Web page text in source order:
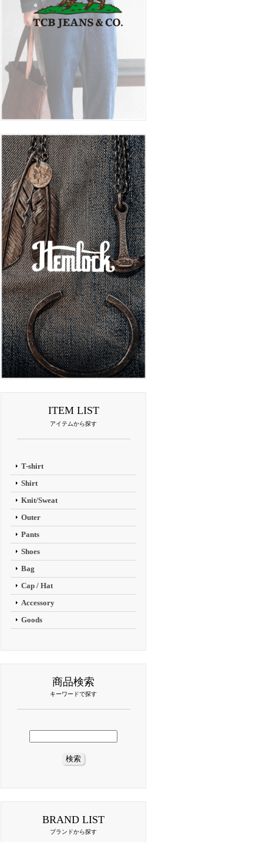
ITEM LIST
アイテムから探す
T-shirt
Shirt
Knit/Sweat
Outer
Pants
Shoes
Bag
Cap / Hat
Accessory
Goods
商品検索
キーワードで探す
BRAND LIST
ブランドから探す